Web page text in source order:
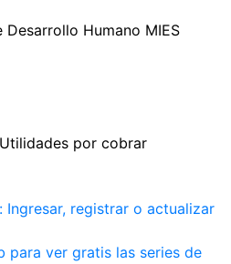
Ingresar, registrar o actualizar
para ver gratis las series de